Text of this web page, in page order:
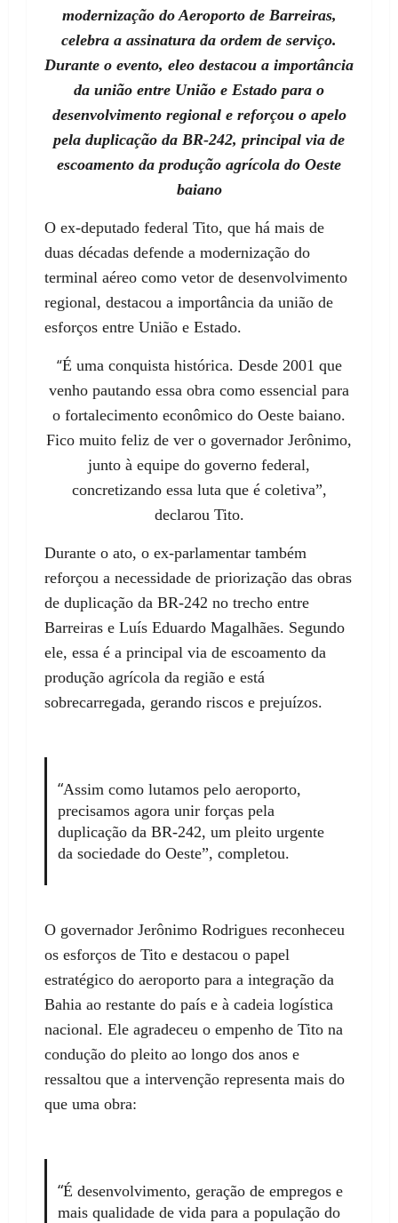
modernização do Aeroporto de Barreiras,
celebra a assinatura da ordem de serviço.
Durante o evento, eleo destacou a importância
da união entre União e Estado para o
desenvolvimento regional e reforçou o apelo
pela duplicação da BR-242, principal via de
escoamento da produção agrícola do Oeste
baiano
O ex-deputado federal Tito, que há mais de
duas décadas defende a modernização do
terminal aéreo como vetor de desenvolvimento
regional, destacou a importância da união de
esforços entre União e Estado.
“É uma conquista histórica. Desde 2001 que
venho pautando essa obra como essencial para
o fortalecimento econômico do Oeste baiano.
Fico muito feliz de ver o governador Jerônimo,
junto à equipe do governo federal,
concretizando essa luta que é coletiva”,
declarou Tito.
Durante o ato, o ex-parlamentar também
reforçou a necessidade de priorização das obras
de duplicação da BR-242 no trecho entre
Barreiras e Luís Eduardo Magalhães. Segundo
ele, essa é a principal via de escoamento da
produção agrícola da região e está
sobrecarregada, gerando riscos e prejuízos.
“Assim como lutamos pelo aeroporto,
precisamos agora unir forças pela
duplicação da BR-242, um pleito urgente
da sociedade do Oeste”, completou.
O governador Jerônimo Rodrigues reconheceu
os esforços de Tito e destacou o papel
estratégico do aeroporto para a integração da
Bahia ao restante do país e à cadeia logística
nacional. Ele agradeceu o empenho de Tito na
condução do pleito ao longo dos anos e
ressaltou que a intervenção representa mais do
que uma obra:
“É desenvolvimento, geração de empregos e
mais qualidade de vida para a população do